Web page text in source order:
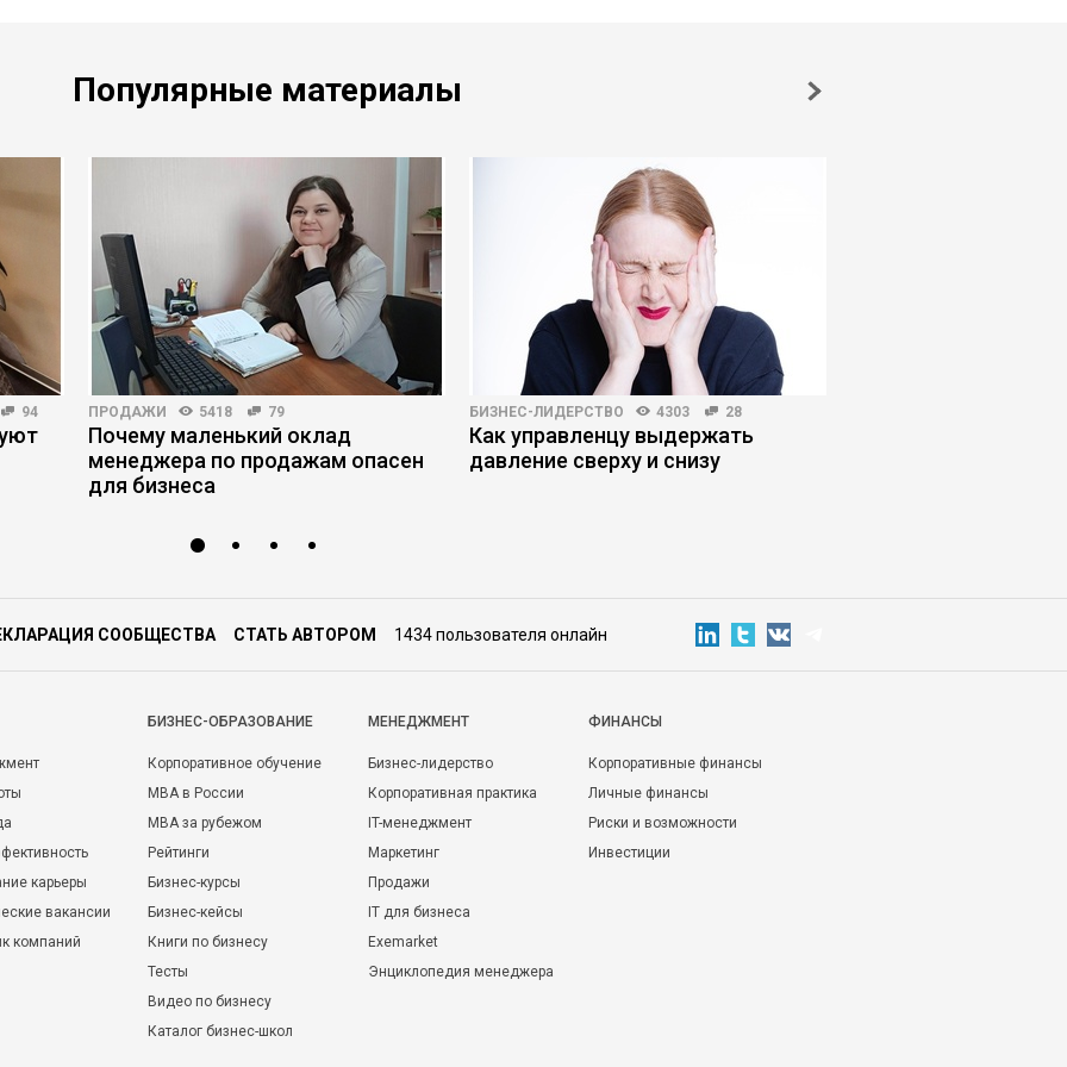
Популярные материалы
94 ПРОДАЖИ 5418 79
Почему маленький оклад
менеджера по продажам опасен
для бизнеса
БИЗНЕС-ЛИДЕРСТВО 4303 28
Как управленцу выдержать
давление сверху и снизу
СООБЩЕСТВА СТАТЬ АВТОРОМ 1434 пользователя онлайн
карьеры
вакансии
компаний
БИЗНЕС-ОБРАЗОВАНИЕ
Корпоративное обучение
MBA в России
MBA за рубежом
Рейтинги
Бизнес-курсы
Бизнес-кейсы
Книги по бизнесу
Тесты
Видео по бизнесу
Каталог бизнес-школ
МЕНЕДЖМЕНТ
Бизнес-лидерство
Корпоративная практика
IT-менеджмент
Маркетинг
Продажи
IT для бизнеса
Exemarket
Энциклопедия менеджера
ФИНАНСЫ
Корпоративные финансы
Личные финансы
Риски и возможности
Инвестиции